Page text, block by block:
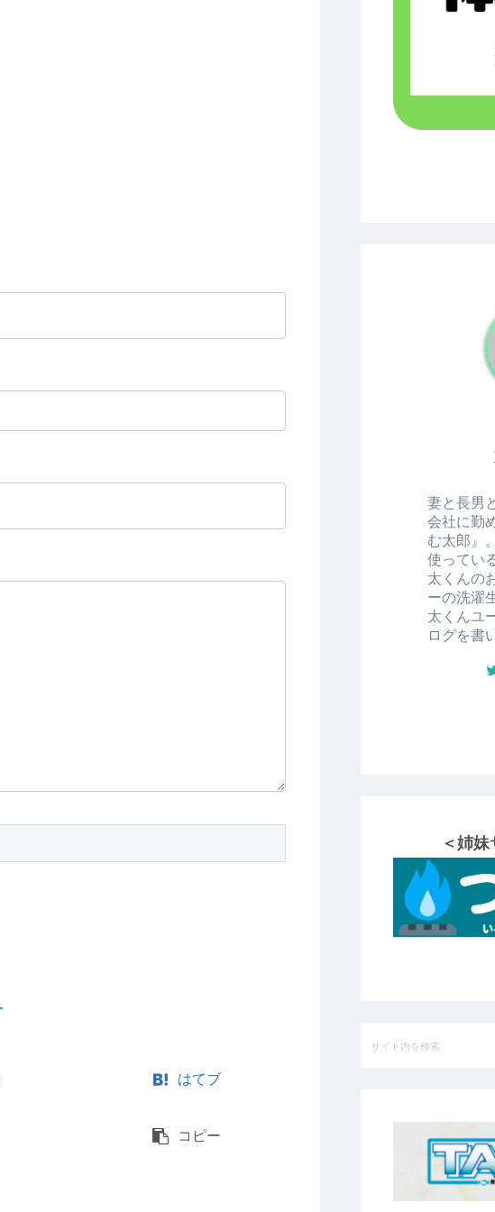
はてブ
コピー
妻と長男
会社に勤
む太郎』
使ってい
太くんの
ーの洗濯
太くんユ
ログを書
＜姉